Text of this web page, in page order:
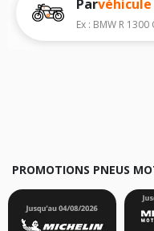
Nous recommandons de
dimensions homologuées par
Pour cela, veuillez
Parvéhicule
Ex : BMW R 1300
PROMOTIONS PNEUS